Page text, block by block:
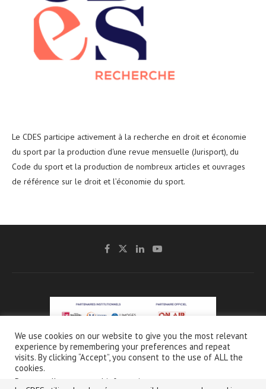
Le CDES participe activement à la recherche en droit et économie
du sport par la production d'une revue mensuelle (Jurisport), du
Code du sport et la production de nombreux articles et ouvrages
de référence sur le droit et l’économie du sport.
@2021 - CDES -Mentions légales & Crédits- Charte de protection et d’utilisation
des données personnelles
We use cookies on our website to give you the most relevant
experience by remembering your preferences and repeat
visits. By clicking “Accept”, you consent to the use of ALL the
cookies.
Do not sell my personal information